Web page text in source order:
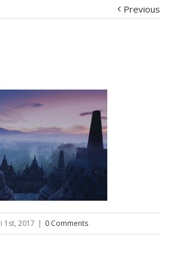
Previous
1st, 2017 | 0 Comments